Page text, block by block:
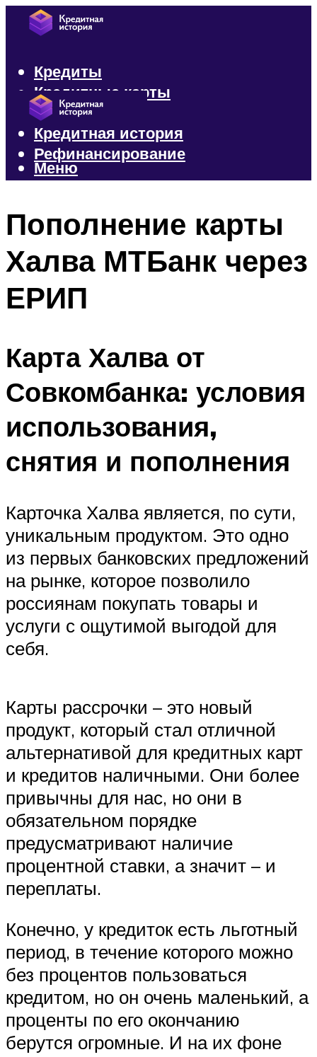
Кредиты
Кредитные карты
Микрозаймы
Кредитная история
Рефинансирование
Меню
Пополнение карты
Халва МТБанк через
ЕРИП
Карта Халва от
Совкомбанка: условия
использования,
снятия и пополнения
Карточка Халва является, по сути,
уникальным продуктом. Это одно
из первых банковских предложений
на рынке, которое позволило
россиянам покупать товары и
услуги с ощутимой выгодой для
себя.
Карты рассрочки – это новый
продукт, который стал отличной
альтернативой для кредитных карт
и кредитов наличными. Они более
привычны для нас, но они в
обязательном порядке
предусматривают наличие
процентной ставки, а значит – и
переплаты.
Конечно, у кредиток есть льготный
период, в течение которого можно
без процентов пользоваться
кредитом, но он очень маленький, а
проценты по его окончанию
берутся огромные. И на их фоне